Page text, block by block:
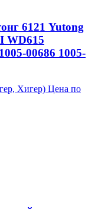
6121 Yutong
WD615
00686 1005-
Хигер) Цена по